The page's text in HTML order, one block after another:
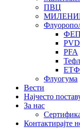
ПВЦ
ФЕП
PFA
Флуогума
Вести
Најчесто
За нас
Контактирајте